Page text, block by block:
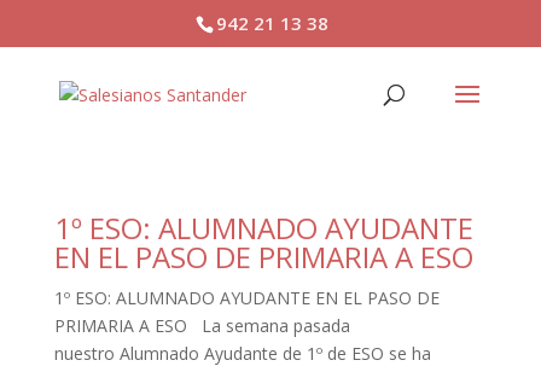
942 21 13 38
1º ESO: ALUMNADO AYUDANTE
EN EL PASO DE PRIMARIA A ESO
1º ESO: ALUMNADO AYUDANTE EN EL PASO DE
PRIMARIA A ESO La semana pasada
nuestro Alumnado Ayudante de 1º de ESO se ha